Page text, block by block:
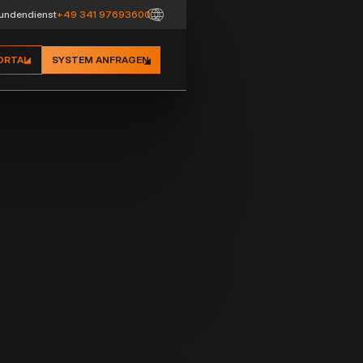
+49 341 97693600
SYSTEM ANFRAGEN